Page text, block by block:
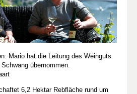
Mario hat die Leitung des Weinguts
übernommen.
6,2 Hektar Rebfläche rund um